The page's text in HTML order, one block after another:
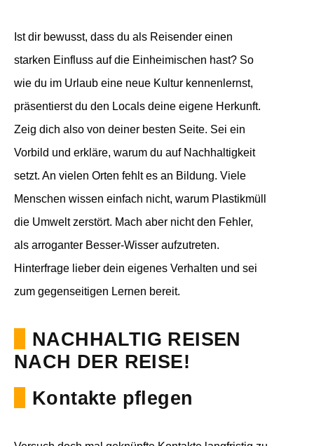
Ist dir bewusst, dass du als Reisender einen
starken Einfluss auf die Einheimischen hast? So
wie du im Urlaub eine neue Kultur kennenlernst,
präsentierst du den Locals deine eigene Herkunft.
Zeig dich also von deiner besten Seite. Sei ein
Vorbild und erkläre, warum du auf Nachhaltigkeit
setzt. An vielen Orten fehlt es an Bildung. Viele
Menschen wissen einfach nicht, warum Plastikmüll
die Umwelt zerstört. Mach aber nicht den Fehler,
als arroganter Besser-Wisser aufzutreten.
Hinterfrage lieber dein eigenes Verhalten und sei
zum gegenseitigen Lernen bereit.
NACHHALTIG REISEN
NACH DER REISE!
Kontakte pflegen